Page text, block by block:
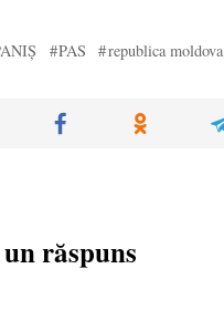
PAS republica moldova
răspuns